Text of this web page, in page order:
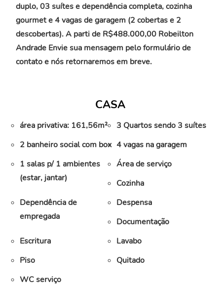
duplo, 03 suítes e dependência completa, cozinha
gourmet e 4 vagas de garagem (2 cobertas e 2
descobertas). A parti de R$488.000,00 Robeilton
Andrade Envie sua mensagem pelo formulário de
contato e nós retornaremos em breve.
CASA
área privativa: 161,56m²
3 Quartos sendo 3 suítes
2 banheiro social com box 4 vagas na garagem
1 salas p/ 1 ambientes
(estar, jantar)
Área de serviço
Cozinha
Dependência de
empregada
Despensa
Documentação
Escritura
Lavabo
Piso
Quitado
WC serviço